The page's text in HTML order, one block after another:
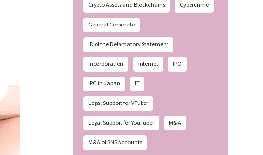
Crypto Assets and Blockchains Cybercrime
General Corporate
ID of the Defamatory Statement
Incorporation Internet IPO
IPO in Japan IT
Legal Support for VTuber
Legal Support for YouTuber M&A
M&A of SNS Accounts